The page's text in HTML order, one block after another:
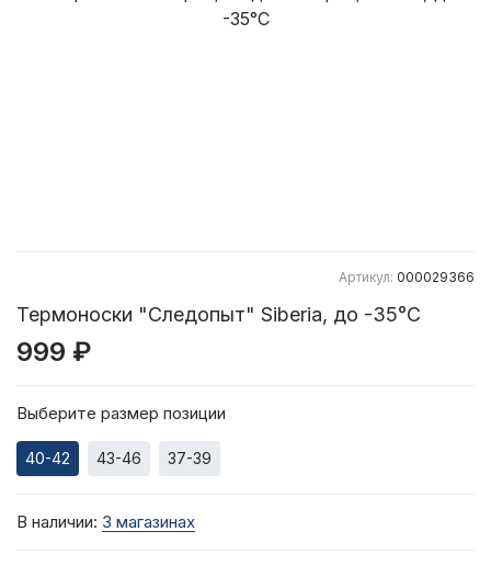
Артикул: 000029366
Термоноски "Следопыт" Siberia, до -35°С
999 ₽
Выберите размер позиции
40-42 43-46 37-39
В наличии: 3 магазинах